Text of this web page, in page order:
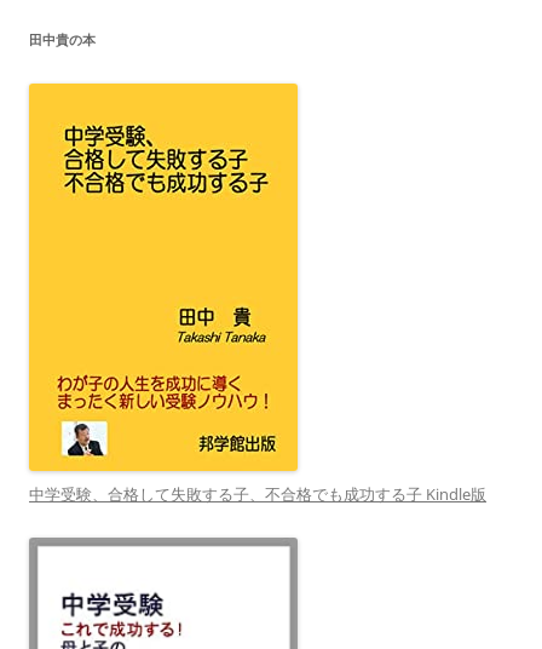
田中貴の本
中学受験、合格して失敗する子、不合格でも成功する子 Kindle版